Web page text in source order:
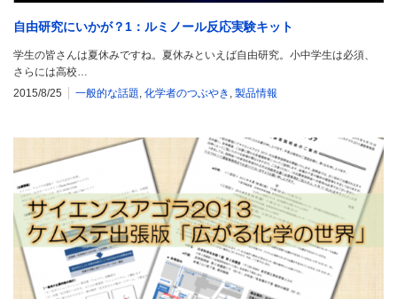
自由研究にいかが？1：ルミノール反応実験キット
学生の皆さんは夏休みですね。夏休みといえば自由研究。小中学生は必須、
さらには高校…
2015/8/25
一般的な話題, 化学者のつぶやき , 製品情報